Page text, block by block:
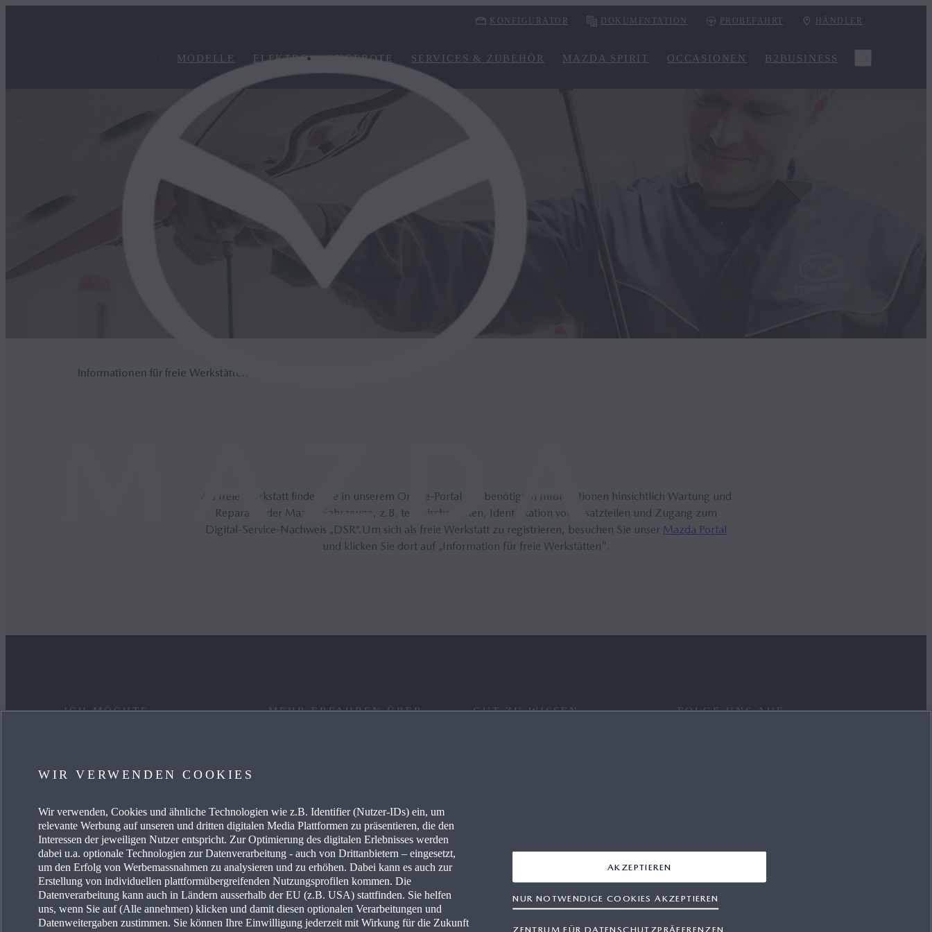
KONFIGURATOR DOKUMENTATION PROBEFAHRT HÄNDLER
MODELLE ELEKTRO ANGEBOTE SERVICES & ZUBEHÖR MAZDA SPIRIT OCCASIONEN B2BUSINESS
Informationen für freie Werkstätten
Als freie Werkstatt finden Sie in unserem Online-Portal alle benötigten Informationen hinsichtlich Wartung und
Reparatur der Mazda-Fahrzeuge, z.B. technische Daten, Identifikation von Ersatzteilen und Zugang zum
Digital-Service-Nachweis „DSR“.Um sich als freie Werkstatt zu registrieren, besuchen Sie unser Mazda Portal
und klicken Sie dort auf „Information für freie Werkstätten".
ICH MÖCHTE
MEIN AUTO PFLEGEN
HÄNDLER SUCHEN
MEHR ERFAHREN ÜBER
AKTUELLES
MAZDA-PRESSEPORTAL
MAZDA-HÄNDLER WERDEN
FREIE WERKSTÄTTEN
GUT ZU WISSEN FOLGE UNS AUF
WIR VERWENDEN COOKIES
Wir verwenden, Cookies und ähnliche Technologien wie z.B. Identifier (Nutzer-IDs) ein, um
relevante Werbung auf unseren und dritten digitalen Media Plattformen zu präsentieren, die den
Interessen der jeweiligen Nutzer entspricht. Zur Optimierung des digitalen Erlebnisses werden
dabei u.a. optionale Technologien zur Datenverarbeitung - auch von Drittanbietern – eingesetzt,
um den Erfolg von Werbemassnahmen zu analysieren und zu erhöhen. Dabei kann es auch zur
Erstellung von individuellen plattformübergreifenden Nutzungsprofilen kommen. Die
Datenverarbeitung kann auch in Ländern ausserhalb der EU (z.B. USA) stattfinden. Sie helfen
uns, wenn Sie auf (Alle annehmen) klicken und damit diesen optionalen Verarbeitungen und
Datenweitergaben zustimmen. Sie können Ihre Einwilligung jederzeit mit Wirkung für die Zukunft
ZENTRUM FÜR DATENSCHUTZPRÄFERENZEN
NUR NOTWENDIGE COOKIES AKZEPTIEREN
AKZEPTIEREN